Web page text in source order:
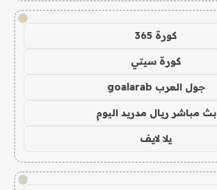
!
كورة 365
كورة سيتي
جول العرب goalarab
بث مباشر ريال مدريد اليوم
يلا لايف
!